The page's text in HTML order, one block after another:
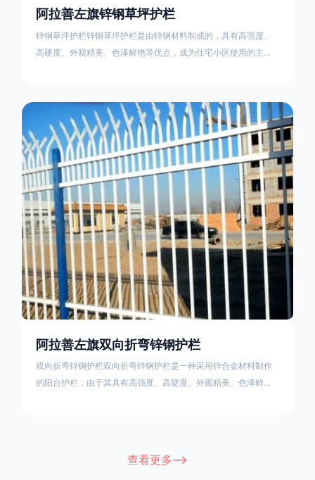
阿拉善左旗锌钢草坪护栏
锌钢草坪护栏锌钢草坪护栏是由锌钢材料制成的，具有高强度、
高硬度、外观精美、色泽鲜艳等优点，成为住宅小区使用的主流
的使用方法主要是应用在人员行走的边界处，这就需要锌钢草坪
护栏产品的表面设计较为圆滑，减少人员不小心碰触锌钢草坪护
栏产品的伤害值。在安装前，土木建筑为砖砌或混凝土浇筑奠定
了的基础
阿拉善左旗双向折弯锌钢护栏
双向折弯锌钢护栏双向折弯锌钢护栏是一种采用锌合金材料制作
的阳台护栏，由于其具有高强度、高硬度、外观精美、色泽鲜艳
或者咨询厂家客服以获取更准确的信息。
查看更多-->